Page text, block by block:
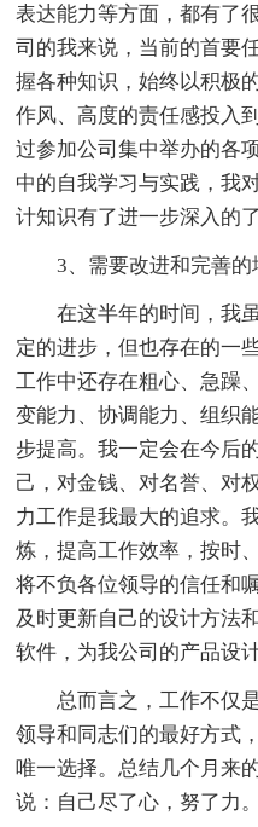
表达能力等方面，都有了
司的我来说，当前的首要
握各种知识，始终以积极
作风、高度的责任感投入
过参加公司集中举办的各
中的自我学习与实践，我
计知识有了进一步深入的了
3、需要改进和完善的
在这半年的时间，我虽
定的进步，但也存在的一
工作中还存在粗心、急躁
变能力、协调能力、组织
步提高。我一定会在今后
己，对金钱、对名誉、对
力工作是我最大的追求。
炼，提高工作效率，按时
将不负各位领导的信任和
及时更新自己的设计方法
软件，为我公司的产品设
总而言之，工作不仅是
领导和同志们的最好方式
唯一选择。总结几个月来
说：自己尽了心，努了力。